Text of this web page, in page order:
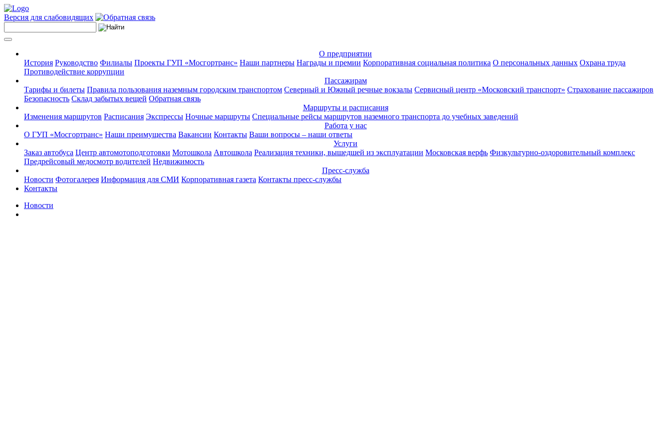
Версия для слабовидящих
О предприятии
История Руководство Филиалы Проекты ГУП «Мосгортранс» Наши партнеры Награды и премии Корпоративная социальная политика О персональных данных Охрана труда
Противодействие коррупции
Пассажирам
Тарифы и билеты Правила пользования наземным городским транспортом Северный и Южный речные вокзалы Сервисный центр «Московский транспорт» Страхование пассажиров
Безопасность Склад забытых вещей Обратная связь
Маршруты и расписания
Изменения маршрутов Расписания Экспрессы Ночные маршруты Специальные рейсы маршрутов наземного транспорта до учебных заведений
Работа у нас
О ГУП «Мосгортранс» Наши преимущества Вакансии Контакты Ваши вопросы – наши ответы
Услуги
Заказ автобуса Центр автомотоподготовки Мотошкола Автошкола Реализация техники, вышедшей из эксплуатации Московская верфь Физкультурно-оздоровительный комплекс
Предрейсовый медосмотр водителей Недвижимость
Пресс-служба
Новости Фотогалерея Информация для СМИ Корпоративная газета Контакты пресс-службы
Контакты
Новости